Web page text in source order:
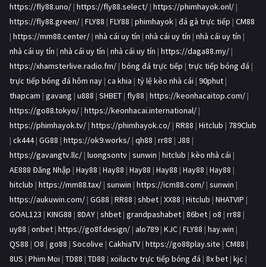
https://fly88.uno/ | https://fly88.select/ | https://phimhayok.onl/ |
https://fly88.green/ | FLY88 | FLY88 | phimhayok | đá gà trực tiếp | CM88
| https://mm88.center/ | nhà cái uy tín | nhà cái uy tín | nhà cái uy tín |
nhà cái uy tín | nhà cái uy tín | nhà cái uy tín | https://daga88.my/ |
https://xhamsterlive.radio.fm/ | bóng đá trực tiếp | trực tiếp bóng đá |
trực tiếp bóng đá hôm nay | ca khia | tỷ lệ kèo nhà cái | 90phut |
thapcam | gavang | u888 | SHBET | fly88 | https://keonhacaitop.com/ |
https://go88.tokyo/ | https://keonhacai.international/ |
https://phimhayok.tv/ | https://phimhayok.co/ | RR88 | Hitclub | 789Club
| ck444| GG88 | https://ok9.works/ | qh88 | rr88 | J88 |
https://gavangtv.llc/ | luongsontv | sunwin | hitclub | kèo nhà cái |
AE888 Đăng Nhập | Hay88 | Hay88 | Hay88 | Hay88 | Hay88 | Hay88 |
hitclub | https://mm88.tax/ | sunwin | https://icm88.com/ | sunwin |
https://aukuwin.com/ | GG88 | RR88 | shbet | XX88 | Hitclub | NHATVIP |
GOAL123 | KING88 | 8DAY | shbet | grandpashabet | 86bet | o8 | rr88 |
uy88 | onbet | https://go8f.design/ | alo789 | KJC | FLY88 | hay.win |
QS88 | O8 | go88 | Socolive | CakhiaTV | https://go88play.site | CM88 |
8US | Phim Moi | TD88 | TD88 | xoilactv trực tiếp bóng đá | 8x bet | kjc |